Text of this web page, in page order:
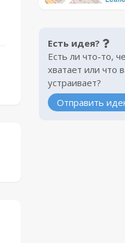
Есть идея?
Есть ли что-то,
хватает или что
устраивает?
Отправить